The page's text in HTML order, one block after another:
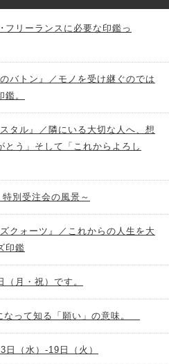
リーランスに必要な印鑑っ
バトン』／モノを受け継ぐのでは
。
タル』／隣にいる大切な人へ、想
とう」そして「これからよろし
別受注会の風景～
クォーツ』／これからの人生を大
印鑑
月・祝）です。
って知る「願い」の意味。
日（水）-19日（火）